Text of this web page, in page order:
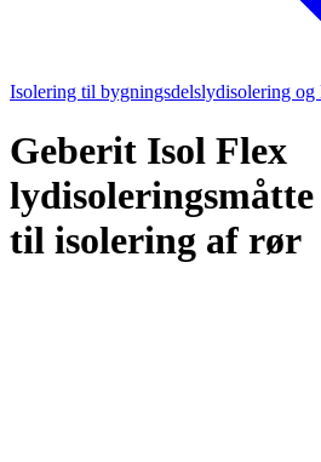
Isolering til bygningsdelslydisolering
Geberit Isol Flex
til isolering af rør